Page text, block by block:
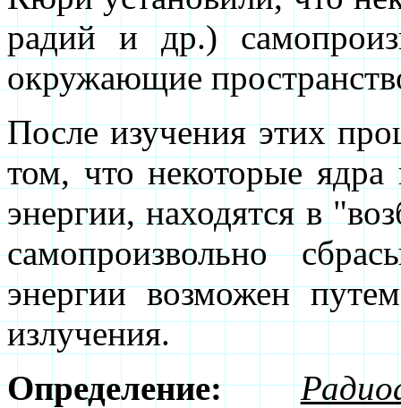
радий и др.)
окружающие
После изучения этих
том, что некоторые
энергии, находятся в
самопроизвольно
энергии возможен
излучения.
Определение: